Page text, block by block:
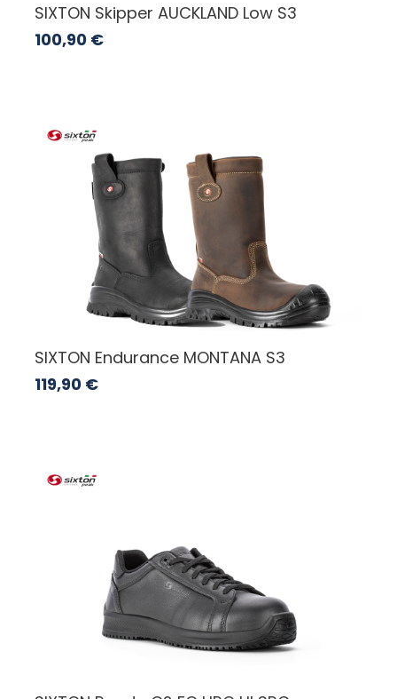
SIXTON Skipper AUCKLAND Low S3
100,90 €
SIXTON Endurance MONTANA S3
119,90 €